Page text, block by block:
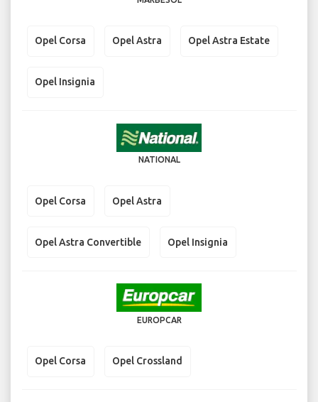
Opel Corsa Opel Astra Opel Astra Estate
Opel Insignia
NATIONAL
Opel Corsa Opel Astra
Opel Astra Convertible Opel Insignia
EUROPCAR
Opel Corsa Opel Crossland